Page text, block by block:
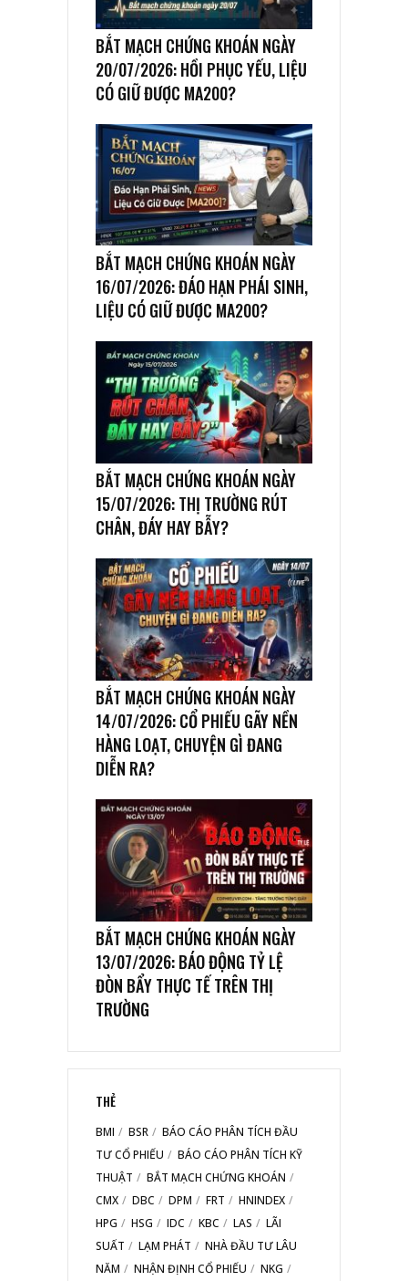
BẮT MẠCH CHỨNG KHOÁN NGÀY
20/07/2026: HỒI PHỤC YẾU, LIỆU
CÓ GIỮ ĐƯỢC MA200?
BẮT MẠCH CHỨNG KHOÁN NGÀY
16/07/2026: ĐÁO HẠN PHÁI SINH,
LIỆU CÓ GIỮ ĐƯỢC MA200?
BẮT MẠCH CHỨNG KHOÁN NGÀY
15/07/2026: THỊ TRƯỜNG RÚT
CHÂN, ĐÁY HAY BẪY?
BẮT MẠCH CHỨNG KHOÁN NGÀY
14/07/2026: CỔ PHIẾU GÃY NỀN
HÀNG LOẠT, CHUYỆN GÌ ĐANG
DIỄN RA?
BẮT MẠCH CHỨNG KHOÁN NGÀY
13/07/2026: BÁO ĐỘNG TỶ LỆ
ĐÒN BẨY THỰC TẾ TRÊN THỊ
TRƯỜNG
THẺ
BMI BSR
BÁO CÁO PHÂN TÍCH ĐẦU
TƯ CỔ PHIẾU
BÁO CÁO PHÂN TÍCH KỸ
THUẬT
BẮT MẠCH CHỨNG KHOÁN
CMX
DBC DPM FRT
HNINDEX
HPG
HSG IDC KBC LAS
LÃI
SUẤT
LẠM PHÁT
NHÀ ĐẦU TƯ LÂU
NĂM
NHẬN ĐỊNH CỔ PHIẾU NKG